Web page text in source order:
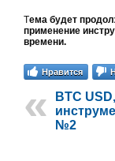
Тема будет
применение
времени.
Нравится
BTC
№2